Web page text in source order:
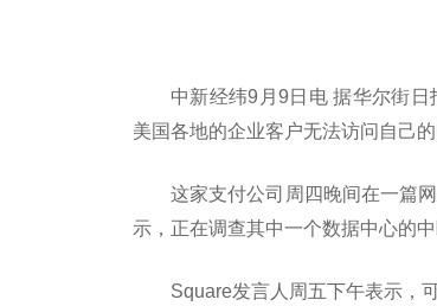
中新经纬9月9日电 据华尔街
美国各地的企业客户无法访问自己
这家支付公司周四晚间在一篇
示，正在调查其中一个数据中心的中
Square发言人周五下午表示，